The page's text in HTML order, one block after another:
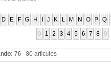
D E F G H J K L M N O P Q
0 1 2 3 4 5 6 7 8 9
76 - 80 artículos